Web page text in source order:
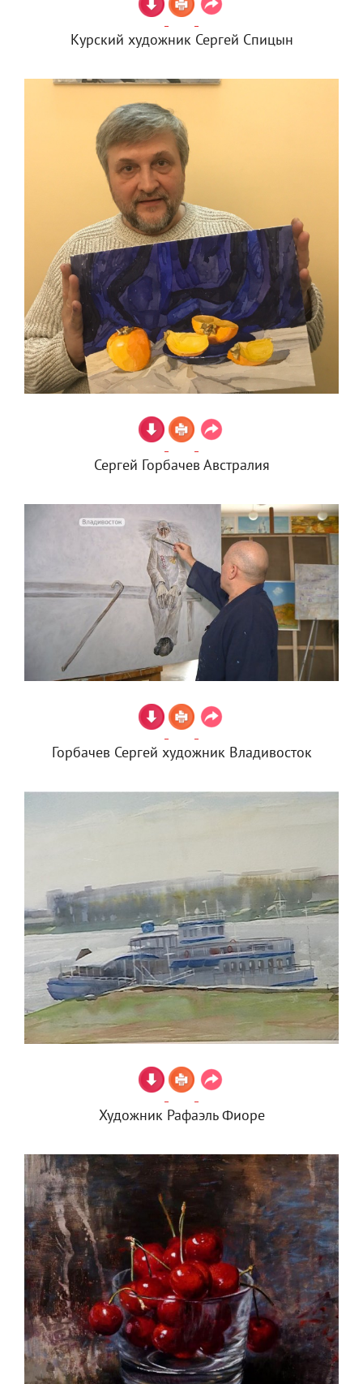
Курский художник Сергей Спицын
Сергей Горбачев Австралия
Горбачев Сергей художник Владивосток
Художник Рафаэль Фиоре